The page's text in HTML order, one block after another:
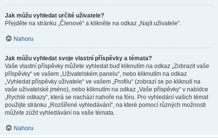
Jak můžu vyhledat určité uživatele?
Přejděte na stránku „Členové“ a klikněte na odkaz „Najít uživatele“.
Nahoru
Jak můžu vyhledat svoje vlastní příspěvky a témata?
Vaše vlastní příspěvky můžete vyhledat buď kliknutím na odkaz „Zobrazit vaše
příspěvky“ ve vašem „Uživatelském panelu“, nebo kliknutím na odkaz
„Vyhledat příspěvky uživatele“ ve vašem „Profilu“ (zobrazí se po kliknutí na
vaše uživatelské jméno), nebo kliknutím na odkaz „Vaše příspěvky“ v nabídce
„Rychlé odkazy“, která se nachází nahoře na fóru. Pro vyhledání vašich témat
použijte stránku „Rozšířené vyhledávání“, na které pomocí různých možnosti
můžete zúžit vyhledávání na vaše témata.
Nahoru